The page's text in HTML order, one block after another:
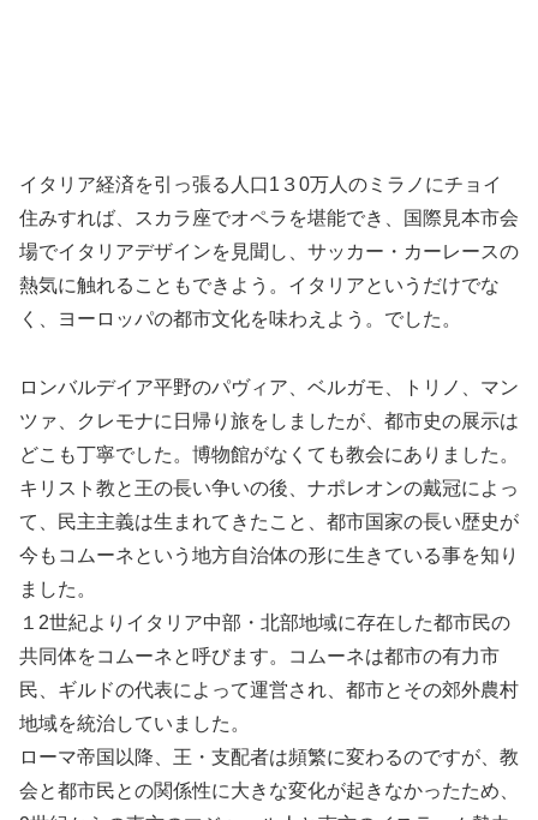
イタリア経済を引っ張る人口1３0万人のミラノにチョイ
住みすれば、スカラ座でオペラを堪能でき、国際見本市会
場でイタリアデザインを見聞し、サッカー・カーレースの
熱気に触れることもできよう。イタリアというだけでな
く、ヨーロッパの都市文化を味わえよう。でした。
ロンバルデイア平野のパヴィア、ベルガモ、トリノ、マン
ツァ、クレモナに日帰り旅をしましたが、都市史の展示は
どこも丁寧でした。博物館がなくても教会にありました。
キリスト教と王の長い争いの後、ナポレオンの戴冠によっ
て、民主主義は生まれてきたこと、都市国家の長い歴史が
今もコムーネという地方自治体の形に生きている事を知り
ました。
１2世紀よりイタリア中部・北部地域に存在した都市民の
共同体をコムーネと呼びます。コムーネは都市の有力市
民、ギルドの代表によって運営され、都市とその郊外農村
地域を統治していました。
ローマ帝国以降、王・支配者は頻繁に変わるのですが、教
会と都市民との関係性に大きな変化が起きなかったため、